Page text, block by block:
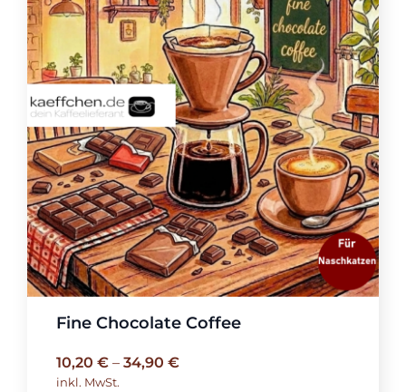
Fine Chocolate Coffee
10,20 €– 34,90 €
inkl. MwSt.